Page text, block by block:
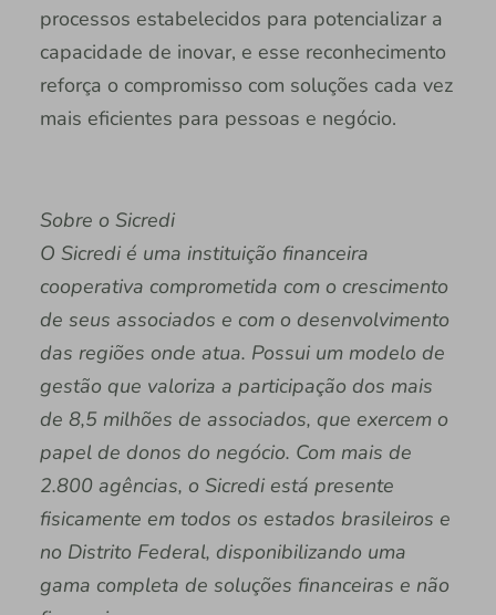
processos estabelecidos para potencializar a
capacidade de inovar, e esse reconhecimento
reforça o compromisso com soluções cada vez
mais eficientes para pessoas e negócio.
Sobre o Sicredi
O Sicredi é uma instituição financeira
cooperativa comprometida com o crescimento
de seus associados e com o desenvolvimento
das regiões onde atua. Possui um modelo de
gestão que valoriza a participação dos mais
de 8,5 milhões de associados, que exercem o
papel de donos do negócio. Com mais de
2.800 agências, o Sicredi está presente
fisicamente em todos os estados brasileiros e
no Distrito Federal, disponibilizando uma
gama completa de soluções financeiras e não